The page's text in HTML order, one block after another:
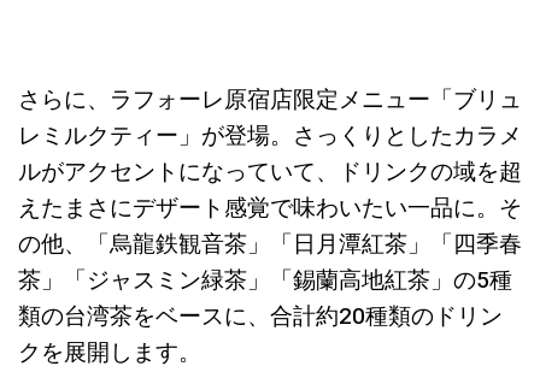
さらに、ラフォーレ原宿店限定メニュー「ブリュ
レミルクティー」が登場。さっくりとしたカラメ
ルがアクセントになっていて、ドリンクの域を超
えたまさにデザート感覚で味わいたい一品に。そ
の他、「烏龍鉄観音茶」「日月潭紅茶」「四季春
茶」「ジャスミン緑茶」「錫蘭高地紅茶」の5種
類の台湾茶をベースに、合計約20種類のドリン
クを展開します。